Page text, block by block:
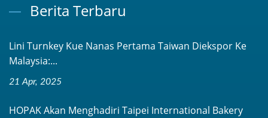
Berita Terbaru
Lini Turnkey Kue Nanas Pertama Taiwan Diekspor Ke
Malaysia:...
21 Apr, 2025
HOPAK Akan Menghadiri Taipei International Bakery